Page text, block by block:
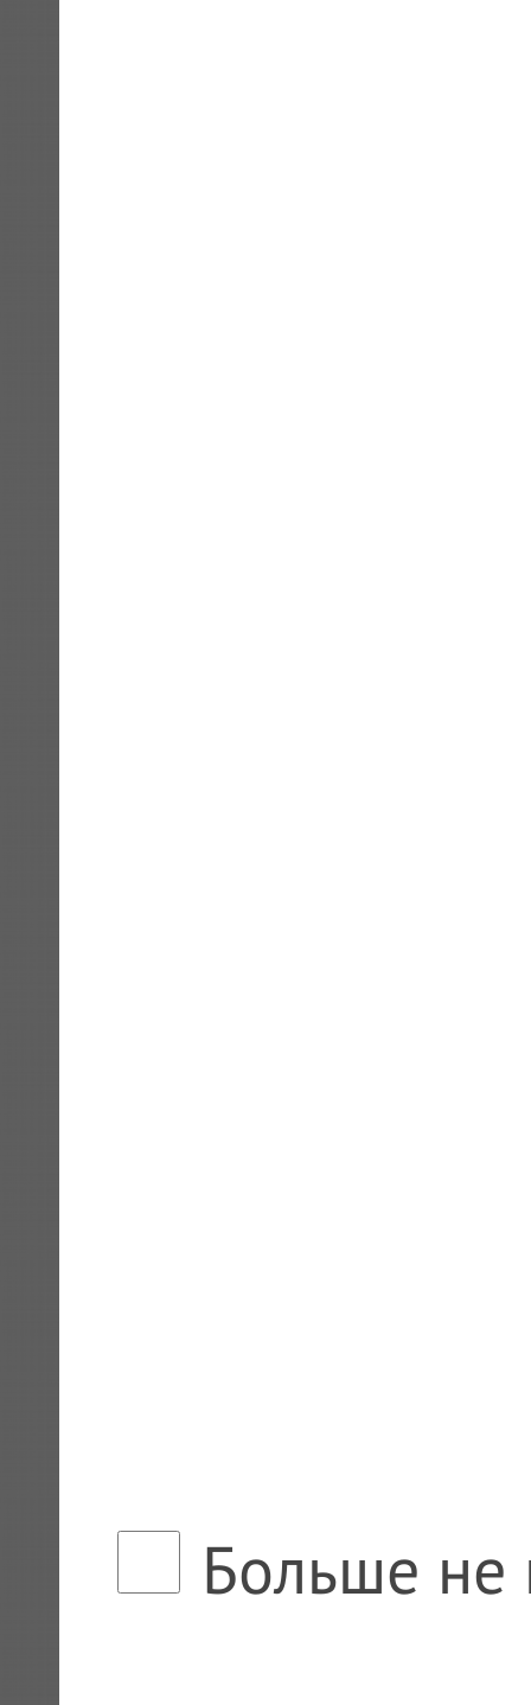
Больше не